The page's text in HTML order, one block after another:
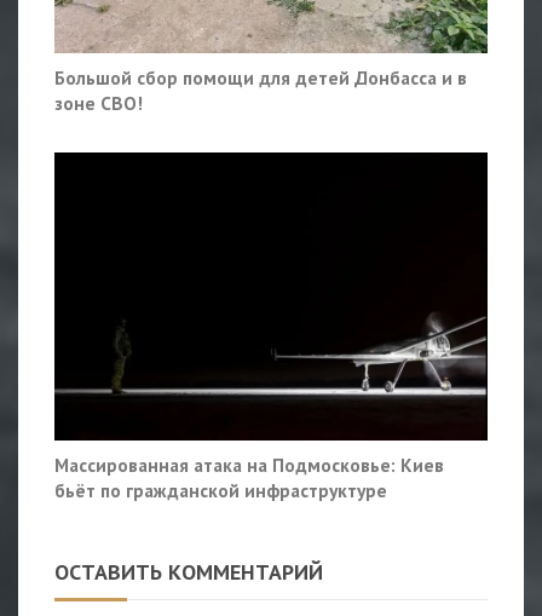
Большой сбор помощи для детей Донбасса и в
зоне СВО!
Массированная атака на Подмосковье: Киев
бьёт по гражданской инфраструктуре
ОСТАВИТЬ КОММЕНТАРИЙ